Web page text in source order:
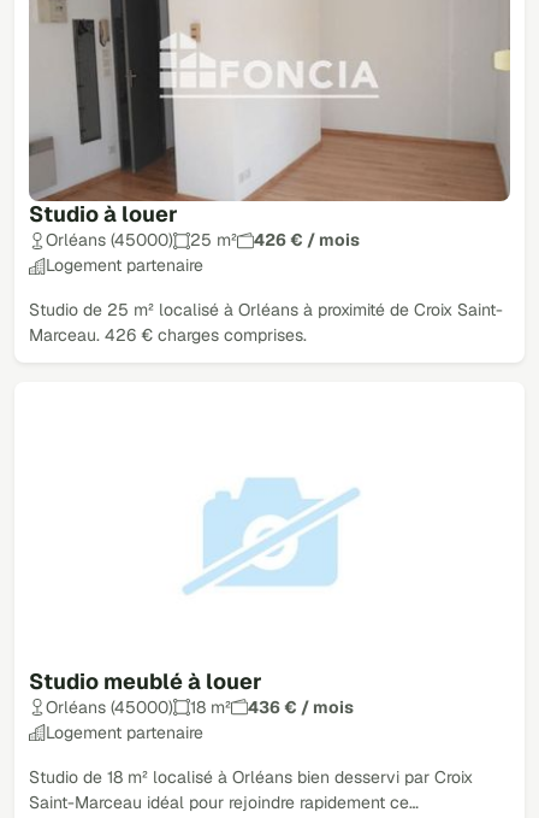
Studio à louer
Orléans (45000) 25 m²
426 € / mois
Logement partenaire
Studio de 25 m² localisé à Orléans à proximité de Croix Saint-
Marceau. 426 € charges comprises.
Studio meublé à louer
Orléans (45000) 18 m²
436 € / mois
Logement partenaire
Studio de 18 m² localisé à Orléans bien desservi par Croix
Saint-Marceau idéal pour rejoindre rapidement ce…